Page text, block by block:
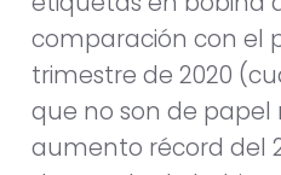
comparación con el
trimestre de 2020
que no son de papel
aumento récord del